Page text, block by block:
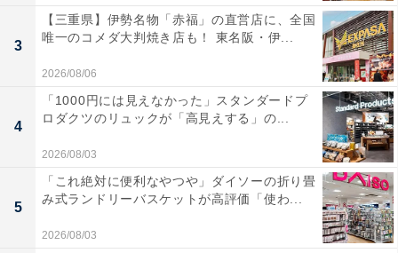
3
【三重県】伊勢名物「赤福」の直営店に、全国
唯一のコメダ大判焼き店も！ 東名阪・伊...
2026/08/06
4
「1000円には見えなかった」スタンダードプ
ロダクツのリュックが「高見えする」の...
2026/08/03
5
「これ絶対に便利なやつや」ダイソーの折り畳
み式ランドリーバスケットが高評価「使わ...
2026/08/03